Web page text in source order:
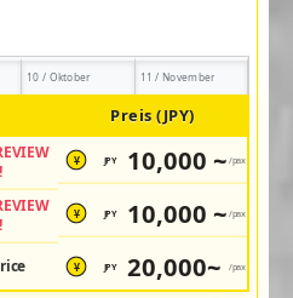
10 / Oktober 11 / November
Preis (JPY)
¥ JPY 10,000 ~ /pax
¥ JPY 10,000 ~ /pax
¥ JPY 20,000~ /pax